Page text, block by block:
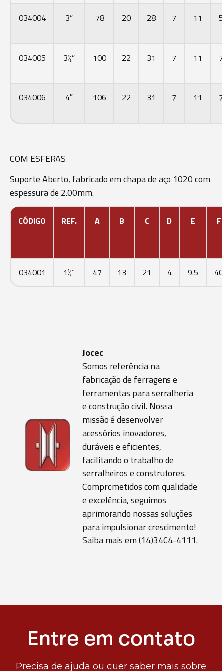
034004 3” 78 20 28 7 11
034005 3½” 100 22 31 7 11
034006 4″ 106 22 31 7 11
COM ESFERAS
Suporte Aberto, fabricado em chapa de aço 1020 com
espessura de 2.00mm.
CÓDIGO REF. A B C D E F
034001 1½” 47 13 21 4 9.5
Jocec
Somos referência na
fabricação de ferragens e
ferramentas para serralheria
e construção civil. Nossa
missão é desenvolver
acessórios inovadores,
duráveis e eficientes,
facilitando o trabalho de
serralheiros e construtores.
Comprometidos com qualidade
e excelência, seguimos
aprimorando nossas soluções
para impulsionar crescimento!
Saiba mais em (14)3404-4111.
Entre em contato
Precisa de ajuda ou quer saber mais sobre